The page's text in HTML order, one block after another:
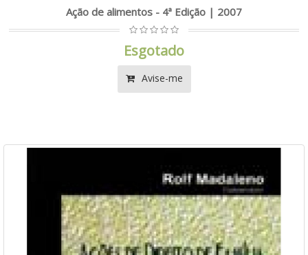
Ação de alimentos - 4ª Edição | 2007
Esgotado
Avise-me